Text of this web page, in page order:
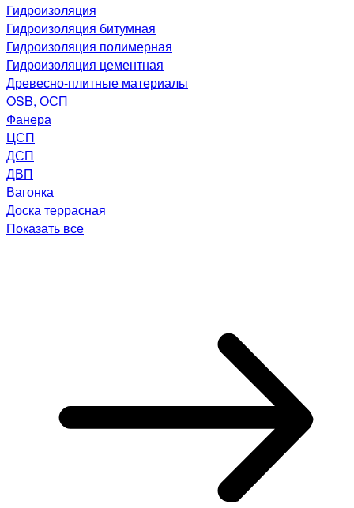
Гидроизоляция
Гидроизоляция битумная
Гидроизоляция полимерная
Гидроизоляция цементная
Древесно-плитные материалы
OSB, ОСП
Фанера
ЦСП
ДСП
ДВП
Вагонка
Доска террасная
Показать все